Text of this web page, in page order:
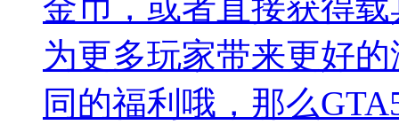
金币，或者直接获得
为更多玩家带来更好
同的福利哦，那么